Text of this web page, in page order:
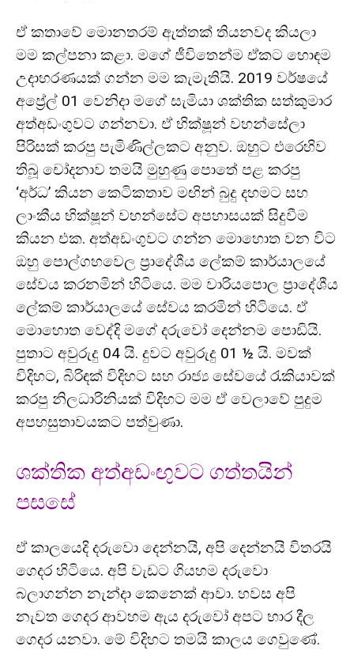
ඒ කතාවේ මොනතරම් ඇත්තක් තියනවද කියලා
මම කල්පනා කළා. මගේ ජීවිතෙන්ම ඒකට හොඳම
උදාහරණයක් ගන්න මම කැමැතියි. 2019 වර්ෂයේ
අප්‍රේල් 01 වෙනිදා මගේ සැමියා ශක්තික සත්කුමාර
අත්අඩංගුවට ගන්නවා. ඒ භික්ෂූන් වහන්සේලා
පිරිසක් කරපු පැමිණිල්ලකට අනුව. ඔහුට එරෙහිව
තිබූ චෝදනාව තමයි මුහුණු පොතේ පළ කරපු
‘අර්ධ’ කියන කෙටිකතාව මඟින් බුදු දහමට සහ
ලාංකීය භික්ෂූන් වහන්සේට අපහාසයක් සිදුවීම
කියන එක. අත්අඩංගුවට ගන්න මොහොත වන විට
ඔහු පොල්ගහවෙල ප්‍රාදේශීය ලේකම් කාර්යාලයේ
සේවය කරනමින් හිටියෙ. මම වාරියපොල ප්‍රාදේශීය
ලේකම් කාර්යාලයේ සේවය කරමින් හිටියෙ. ඒ
මොහොත වෙද්දි මගේ දරුවෝ දෙන්නම පොඩියි.
පුතාට අවුරුදු 04 යි. දුවට අවුරුදු 01 ½ යි. මවක්
විදිහට, බිරිඳක් විදිහට සහ රාජ්‍ය සේවයේ රැකියාවක්
කරපු නිලධාරිනියක් විදිහට මම ඒ වෙලාවේ පුදුම
අපහසුතාවයකට පත්වුණා.
ශක්තික අත්අඩංඟුවට ගත්තයින්
පසසේ
ඒ කාලයෙදි දරුවො දෙන්නයි, අපි දෙන්නයි විතරයි
ගෙදර හිටියෙ. අපි වැඩට ගියහම දරුවො
බලාගන්න නැන්දා කෙනෙක් ආවා. හවස අපි
නැවත ගෙදර ආවහම ඇය දරුවෝ අපට භාර දීල
ගෙදර යනවා. මේ විදිහට තමයි කාලය ගෙවුණේ.